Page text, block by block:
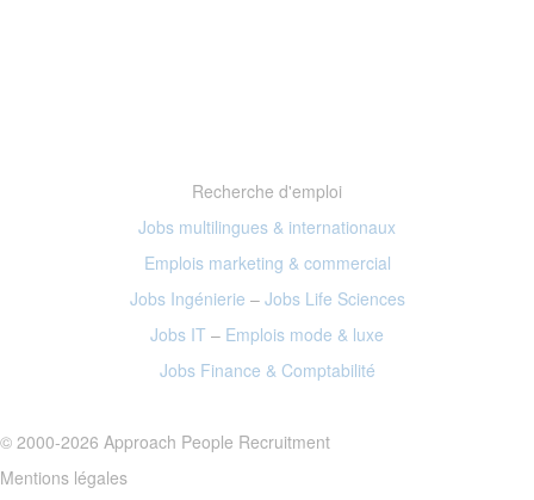
Recherche d'emploi
Jobs multilingues & internationaux
Emplois marketing & commercial
Jobs Ingénierie – Jobs Life Sciences
Jobs IT – Emplois mode & luxe
Jobs Finance & Comptabilité
© 2000-2026 Approach People Recruitment
Mentions légales